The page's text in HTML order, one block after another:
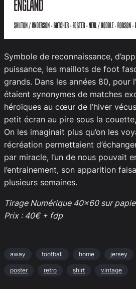
Symbole de reconnaissance,
puissance, les maillots de foot
grands. Dans les années 80, pour
étaient synonymes de matches
héroïques au cœur de l’hiver
petit écran au pire sous la
On les imaginait plus qu’on les
récréation permettaient
par miracle, l’un de nous pouvait
l’entrainement, son apparition
plusieurs semaines.
Tirage Numérique 40×60 sur
Prix : 40€ + fdp
away football home jersey
poster retro shirt vintage